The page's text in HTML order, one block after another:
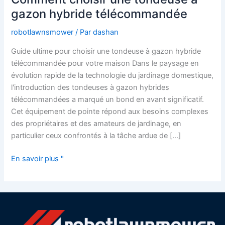
gazon hybride télécommandée
robotlawnsmower / Pardashan
Guide ultime pour choisir une tondeuse à gazon hybride
télécommandée pour votre maison Dans le paysage en
évolution rapide de la technologie du jardinage domestique,
l'introduction des tondeuses à gazon hybrides
télécommandées a marqué un bond en avant significatif.
Cet équipement de pointe répond aux besoins complexes
des propriétaires et des amateurs de jardinage, en
particulier ceux confrontés à la tâche ardue de […]
choisir
une
tondeuse
gazon
hybride
télécommandée
En savoir plus "